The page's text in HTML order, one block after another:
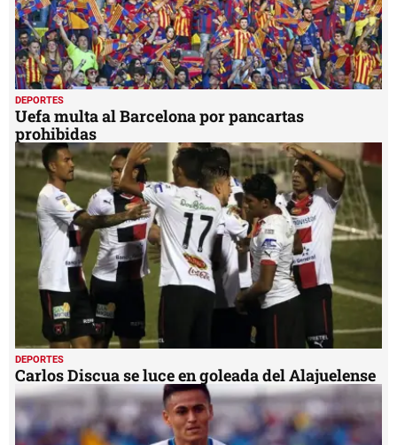
DEPORTES
Uefa multa al Barcelona por pancartas
prohibidas
DEPORTES
Carlos Discua se luce en goleada del Alajuelense